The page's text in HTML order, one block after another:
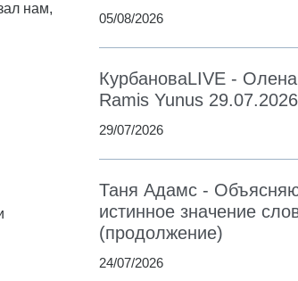
нам,
05/08/2026
КурбановаLIVE -
Ramis Yunus 29.07.2026
29/07/2026
Таня Адамс -
истинное значение
(продолжение)
24/07/2026